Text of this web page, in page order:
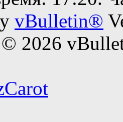
vBulletin®
2026